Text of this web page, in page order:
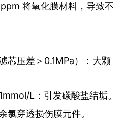
将氧化膜材料，导致不
芯压差＞0.1MPa）：大颗
L：引发碳酸盐结垢。
氯穿透损伤膜元件。